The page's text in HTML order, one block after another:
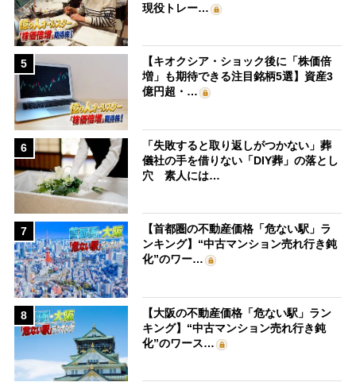
現役トレー…
5
【キオクシア・ショック後に「株価倍
増」も期待できる注目銘柄5選】資産3
億円超・…
6
「失敗すると取り返しがつかない」葬
儀社の手を借りない「DIY葬」の落とし
穴 素人には…
7
【首都圏の不動産価格「危ない駅」ラ
ンキング】“中古マンション売れ行き鈍
化”のワー…
8
【大阪の不動産価格「危ない駅」ラン
キング】“中古マンション売れ行き鈍
化”のワース…